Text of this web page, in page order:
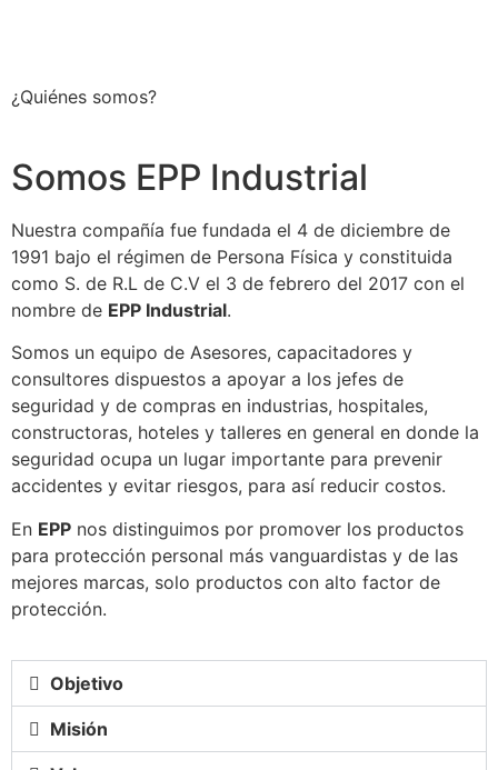
¿Quiénes somos?
Somos EPP Industrial
Nuestra compañía fue fundada el 4 de diciembre de
1991 bajo el régimen de Persona Física y constituida
como S. de R.L de C.V el 3 de febrero del 2017 con el
nombre de EPP Industrial.
Somos un equipo de Asesores, capacitadores y
consultores dispuestos a apoyar a los jefes de
seguridad y de compras en industrias, hospitales,
constructoras, hoteles y talleres en general en donde la
seguridad ocupa un lugar importante para prevenir
accidentes y evitar riesgos, para así reducir costos.
En EPP nos distinguimos por promover los productos
para protección personal más vanguardistas y de las
mejores marcas, solo productos con alto factor de
protección.
Objetivo
Misión